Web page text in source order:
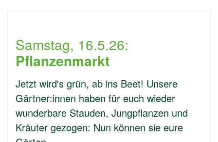
Samstag, 16.5.26:
Pflanzenmarkt
Jetzt wird's grün, ab ins Beet! Unsere
Gärtner:innen haben für euch wieder
wunderbare Stauden, Jungpflanzen und
Kräuter gezogen: Nun können sie eure